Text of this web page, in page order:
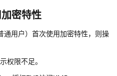
密特性
用户）首次使用加密特性，则操
权限不足。